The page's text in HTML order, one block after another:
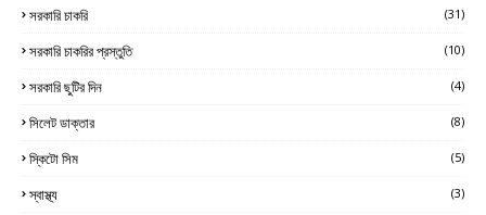
সরকারি চাকরি (31)
সরকারি চাকরির প্রস্তুতি (10)
সরকারি ছুটির দিন (4)
সিলেট ডাক্তার (8)
স্কিটো সিম (5)
স্বাস্থ্য (3)